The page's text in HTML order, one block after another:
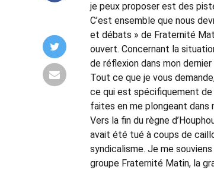
je peux proposer est des
C’est ensemble que nous
et débats » de Fraternité
ouvert. Concernant la
de réflexion dans mon
Tout ce que je vous
ce qui est spécifiquement de
faites en me plongeant dans
Vers la fin du règne
avait été tué à coups de
syndicalisme. Je me
groupe Fraternité Matin, la